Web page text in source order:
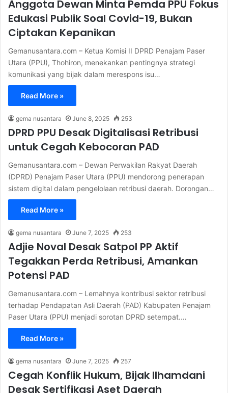
Anggota Dewan Minta Pemda PPU Fokus
Edukasi Publik Soal Covid-19, Bukan
Ciptakan Kepanikan
Gemanusantara.com – Ketua Komisi II DPRD Penajam Paser
Utara (PPU), Thohiron, menekankan pentingnya strategi
komunikasi yang bijak dalam merespons isu…
Read More »
gema nusantara June 8, 2025 253
DPRD PPU Desak Digitalisasi Retribusi
untuk Cegah Kebocoran PAD
Gemanusantara.com – Dewan Perwakilan Rakyat Daerah
(DPRD) Penajam Paser Utara (PPU) mendorong penerapan
sistem digital dalam pengelolaan retribusi daerah. Dorongan…
Read More »
gema nusantara June 7, 2025 253
Adjie Noval Desak Satpol PP Aktif
Tegakkan Perda Retribusi, Amankan
Potensi PAD
Gemanusantara.com – Lemahnya kontribusi sektor retribusi
terhadap Pendapatan Asli Daerah (PAD) Kabupaten Penajam
Paser Utara (PPU) menjadi sorotan DPRD setempat.…
Read More »
gema nusantara June 7, 2025 257
Cegah Konflik Hukum, Bijak Ilhamdani
Desak Sertifikasi Aset Daerah